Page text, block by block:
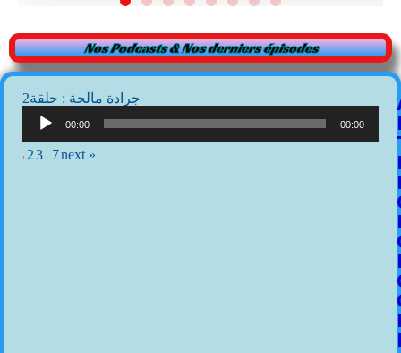
Nos Podcasts & Nos derniers épisodes
2جرادة مالحة : حلقة
00:00 00:00
1 23 7next »